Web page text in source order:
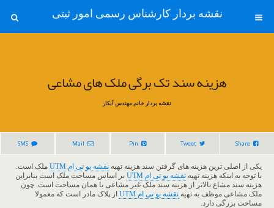
نقشه بردار کارشناس رسمی امور ثبتی
هزینه سند تک برگی ملک های مشاعی
نقشه بردار خانم مهندس آبکار
Share
Tweet
Pin
Mail
SMS
یکی از اصلی ترین هزینه های گرفتن سند هزینه تهیه نقشه یو تی ام UTM
ملک است.
با توجه به اینکه هزینه تهیه نقشه یو تی ام UTM
بر اساس مساحت ملک است بنابراین
هزینه سند مشاع بالاتر از هزینه سند ملک غیر مشاعی با همان مساحت است. چون
ملک مشاعی موظف به تهیه نقشه یو تی ام UTM
از پلاک مادر است که معمولا
مساحت بزرگی دارد.